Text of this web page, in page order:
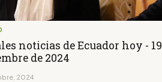
noticias de Ecuador hoy - 19
de 2024
2024